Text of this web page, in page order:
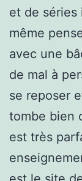
et de séries
même
avec une
de mal à
se reposer
tombe bien
est très